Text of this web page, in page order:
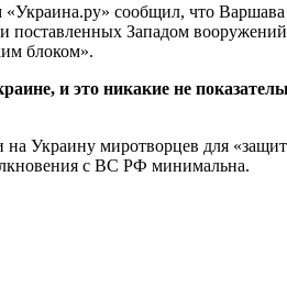
сообщил, что
Западом
блоком».
и это никакие не
на Украину миротворцев для
с ВС РФ минимальна.